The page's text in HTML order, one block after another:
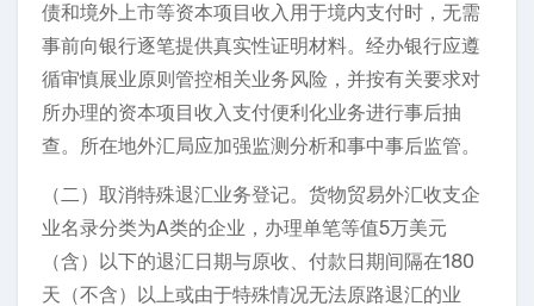
债和境外上市等资本项目收入用于境内支付时，无需
事前向银行逐笔提供真实性证明材料。经办银行应遵
循审慎展业原则管控相关业务风险，并按有关要求对
所办理的资本项目收入支付便利化业务进行事后抽
查。所在地外汇局应加强监测分析和事中事后监管。
（二）取消特殊退汇业务登记。货物贸易外汇收支企
业名录分类为A类的企业，办理单笔等值5万美元
（含）以下的退汇日期与原收、付款日期间隔在180
天（不含）以上或由于特殊情况无法原路退汇的业